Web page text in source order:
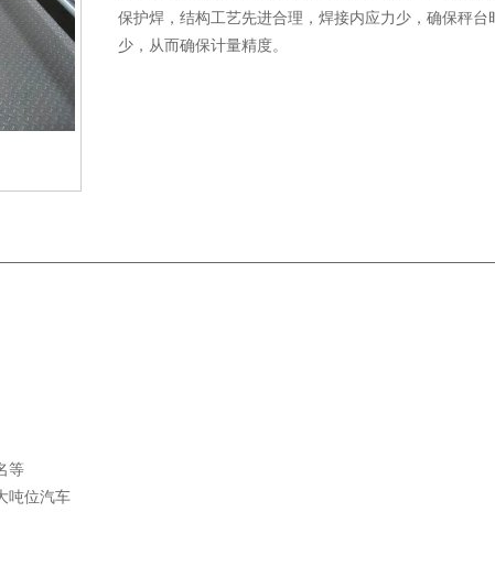
保护焊，结构工艺先进合理，焊接内应力少，确保秤台
少，从而确保计量精度。
等
吨位汽车